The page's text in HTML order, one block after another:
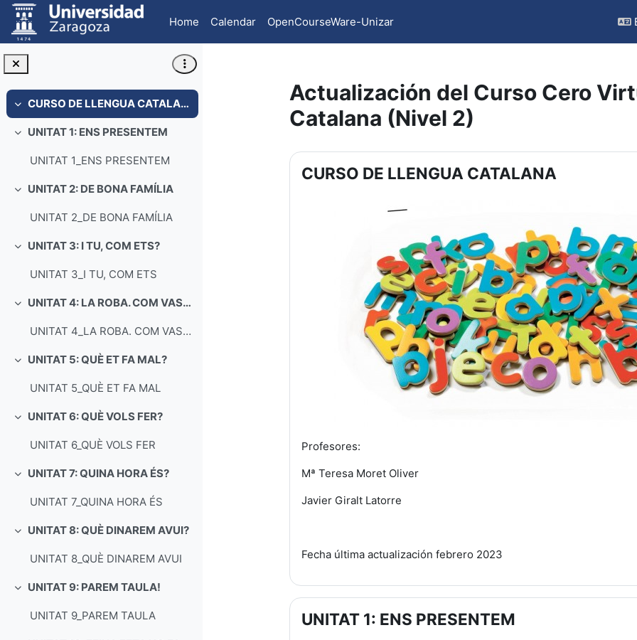
Skip to main content
Home
Calendar OpenCourseWare-Unizar
Collapse CURSO DE LLENGUA CATALANA
Collapse
UNITAT 1: ENS PRESENTEM
UNITAT 1_ENS PRESENTEM
Collapse
UNITAT 2: DE BONA FAMÍLIA
UNITAT 2_DE BONA FAMÍLIA
Collapse
UNITAT 3: I TU, COM ETS?
UNITAT 3_I TU, COM ETS
Collapse UNITAT 4: LA ROBA. COM VAS VESTIT?
UNITAT 4_LA ROBA. COM VAS VESTIT
Collapse
UNITAT 5: QUÈ ET FA MAL?
UNITAT 5_QUÈ ET FA MAL
Collapse
UNITAT 6: QUÈ VOLS FER?
UNITAT 6_QUÈ VOLS FER
Collapse
UNITAT 7: QUINA HORA ÉS?
UNITAT 7_QUINA HORA ÉS
Collapse
UNITAT 8: QUÈ DINAREM AVUI?
UNITAT 8_QUÈ DINAREM AVUI
Collapse
UNITAT 9: PAREM TAULA!
UNITAT 9_PAREM TAULA
Actualización del Curso Cero
Catalana (Nivel 2)
Section outline
CURSO DE LLENGUA CATALANA
Profesores:
Mª Teresa Moret Oliver
Javier Giralt Latorre
Fecha última actualización febrero 2023
UNITAT 1: ENS PRESENTEM